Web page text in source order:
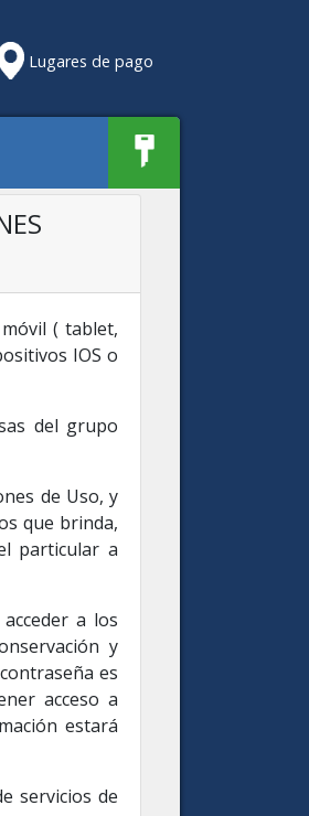
Lugares de pago
( tablet,
IOS o
del grupo
de Uso, y
que brinda,
particular a
a los
y
es
acceso a
estará
servicios de